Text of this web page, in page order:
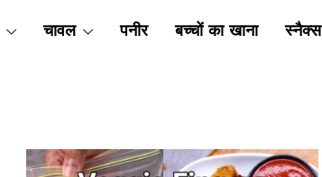
चावल पनीर बच्चों का खाना स्नैक्स